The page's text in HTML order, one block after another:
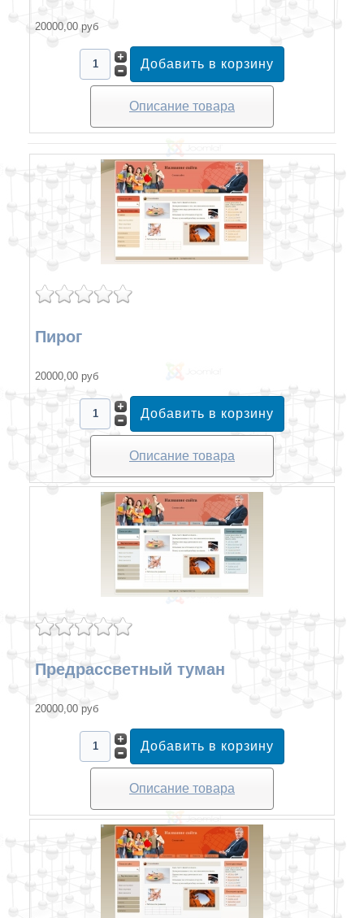
20000,00 руб
Описание товара
Пирог
20000,00 руб
Описание товара
Предрассветный туман
20000,00 руб
Описание товара